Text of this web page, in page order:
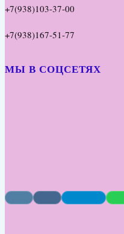
+7(938)103-37-00
+7(938)167-51-77
МЫ В СОЦСЕТЯХ